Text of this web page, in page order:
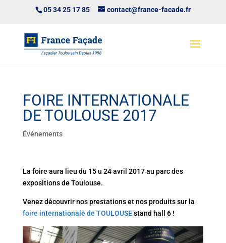
05 34 25 17 85 contact@france-facade.fr
FOIRE INTERNATIONALE
DE TOULOUSE 2017
Événements
La foire aura lieu du 15 u 24 avril 2017 au parc des
expositions de Toulouse.
Venez découvrir nos prestations et nos produits sur la
foire internationale de TOULOUSEstand hall 6 !